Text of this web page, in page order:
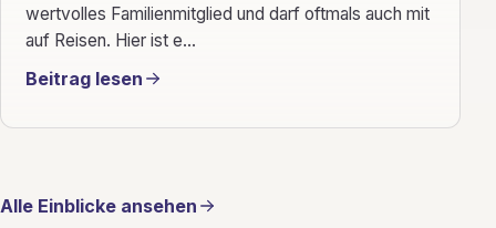
wertvolles Familienmitglied und darf oftmals auch mit
auf Reisen. Hier ist e...
Beitrag lesen
Alle Einblicke ansehen